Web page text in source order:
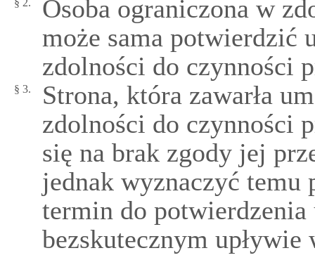
§ 2.
Osoba ograniczona w
może sama potwierdzić
zdolności do czynności
§ 3.
Strona, która zawarła
zdolności do czynności
się na brak zgody jej
jednak wyznaczyć
termin do
bezskutecznym